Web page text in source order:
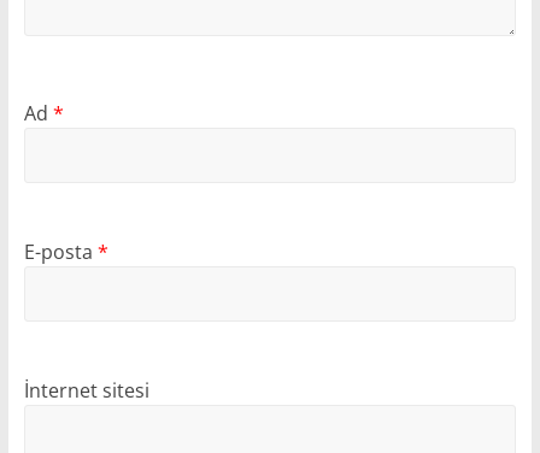
Ad *
E-posta *
İnternet sitesi